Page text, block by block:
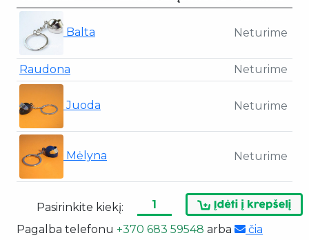
Balta Neturime
Raudona Neturime
Juoda Neturime
Mėlyna Neturime
Pasirinkite kiekį:
Pagalba telefonu +370 683 59548 arba čia